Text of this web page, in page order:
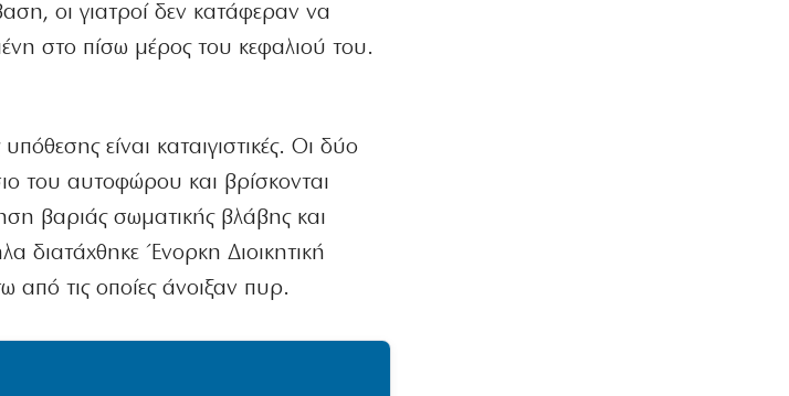
οι γιατροί δεν κατάφεραν να
στο πίσω μέρος του κεφαλιού του.
είναι καταιγιστικές. Οι δύο
του αυτοφώρου και βρίσκονται
βαριάς σωματικής βλάβης και
διατάχθηκε Ένορκη Διοικητική
από τις οποίες άνοιξαν πυρ.